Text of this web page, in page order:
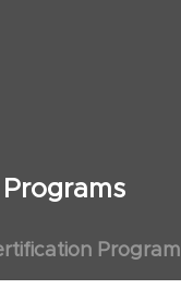
Program